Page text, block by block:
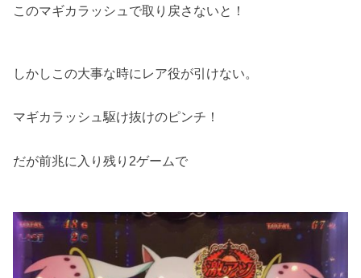
このマギカラッシュで取り戻さないと！
しかしこの大事な時にレア役が引けない。
マギカラッシュ駆け抜けのピンチ！
だが前兆に入り残り2ゲームで